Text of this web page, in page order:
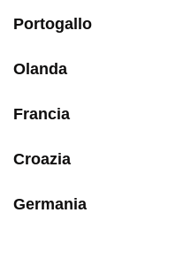
Portogallo
Olanda
Francia
Croazia
Germania